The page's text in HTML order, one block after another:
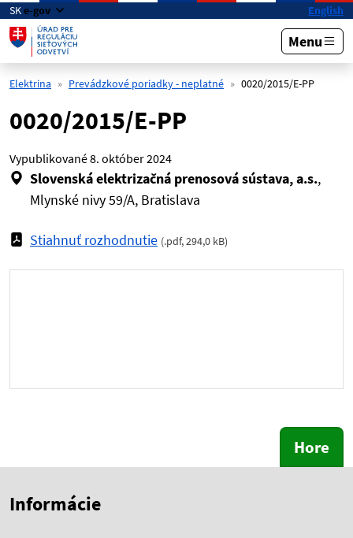
Preskočiť na hlavný obsah
SKe-gov English
Menu
Elektrina Prevádzkové poriadky - neplatné 0020/2015/E-PP
0020/2015/E-PP
Vypublikované8. október 2024
Slovenská elektrizačná prenosová sústava, a.s.,
Mlynské nivy 59/A, Bratislava
Stiahnuť rozhodnutie (.pdf,294,0 kB)
Hore
Informácie